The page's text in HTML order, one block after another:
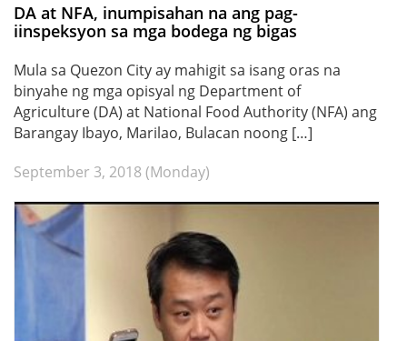
DA at NFA, inumpisahan na ang pag-
iinspeksyon sa mga bodega ng bigas
Mula sa Quezon City ay mahigit sa isang oras na
binyahe ng mga opisyal ng Department of
Agriculture (DA) at National Food Authority (NFA) ang
Barangay Ibayo, Marilao, Bulacan noong […]
September 3, 2018 (Monday)